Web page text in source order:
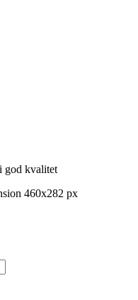
god kvalitet
460x282 px